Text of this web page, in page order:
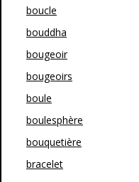
boucle
bouddha
bougeoir
bougeoirs
boule
boulesphère
bouquetière
bracelet